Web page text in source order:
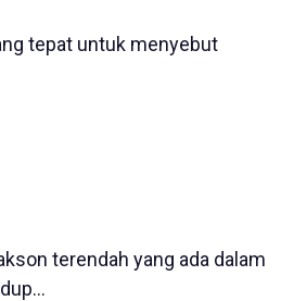
tepat untuk menyebut
terendah yang ada dalam